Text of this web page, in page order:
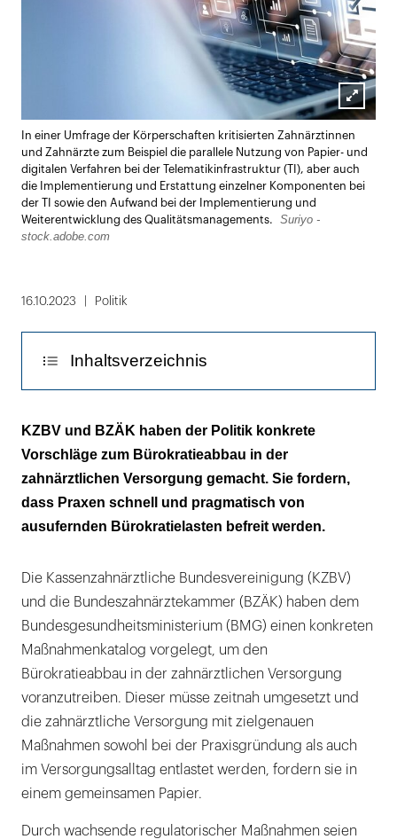
Lightbox
öffnen
In einer Umfrage der Körperschaften kritisierten Zahnärztinnen
und Zahnärzte zum Beispiel die parallele Nutzung von Papier- und
digitalen Verfahren bei der Telematikinfrastruktur (TI), aber auch
die Implementierung und Erstattung einzelner Komponenten bei
der TI sowie den Aufwand bei der Implementierung und
Weiterentwicklung des Qualitätsmanagements.
Suriyo -
stock.adobe.com
16.10.2023 Politik
Inhaltsverzeichnis
Umfrage: Praxen wenden pro Woche 24
Stunden für Bürokratie auf
Bürokratielast schreckt Nachwuchs von der
Niederlassung ab
KZBV und BZÄK haben der Politik konkrete
Vorschläge zum Bürokratieabbau in der
zahnärztlichen Versorgung gemacht. Sie fordern,
dass Praxen schnell und pragmatisch von
ausufernden Bürokratielasten befreit werden.
Die Kassenzahnärztliche Bundesvereinigung (KZBV)
und die Bundeszahnärztekammer (BZÄK) haben dem
Bundesgesundheitsministerium (BMG) einen konkreten
Maßnahmenkatalog vorgelegt, um den
Bürokratieabbau in der zahnärztlichen Versorgung
voranzutreiben. Dieser müsse zeitnah umgesetzt und
die zahnärztliche Versorgung mit zielgenauen
Maßnahmen sowohl bei der Praxisgründung als auch
im Versorgungsalltag entlastet werden, fordern sie in
einem gemeinsamen Papier.
Durch wachsende regulatorischer Maßnahmen seien